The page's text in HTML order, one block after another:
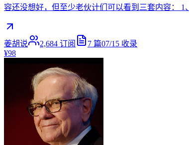
容还没想好，但至少老伙计们可以看到三套内容：
姜胡说 2,684 订阅 7 篇07/15 收录
¥98